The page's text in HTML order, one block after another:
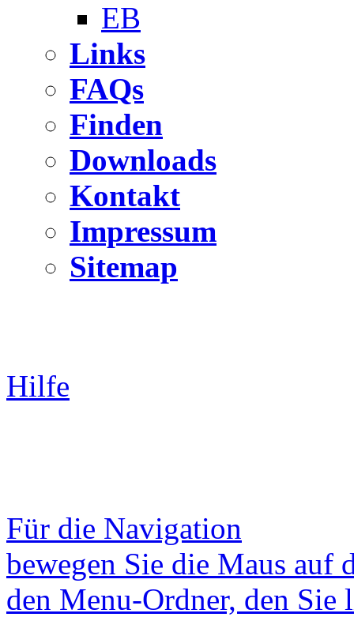
EB
Links
FAQs
Finden
Downloads
Kontakt
Impressum
Sitemap
Hilfe
Für die Navigation
bewegen Sie die Maus auf
den Menu-Ordner, den Sie